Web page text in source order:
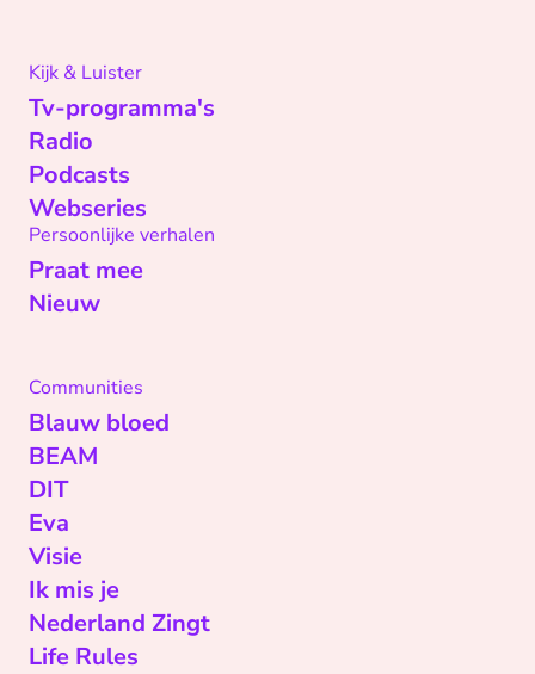
Kijk & Luister
Tv-programma's
Radio
Podcasts
Webseries
Persoonlijke verhalen
Praat mee
Nieuw
Communities
Blauw bloed
BEAM
DIT
Eva
Visie
Ik mis je
Nederland Zingt
Life Rules